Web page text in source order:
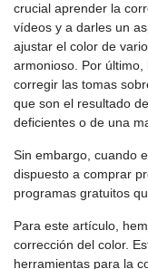
crucial aprender la
vídeos y a darles un
ajustar el color de
armonioso. Por
corregir las tomas
que son el resultado
deficientes o de una
Sin embargo, cuando
dispuesto a comprar
programas gratuitos
Para este artículo,
corrección del color.
herramientas para la